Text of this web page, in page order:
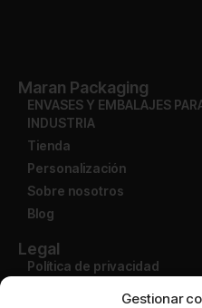
Gestionar
Maran Packaging
ENVASES Y EMBALAJES
INDUSTRIA
Tienda
Personalización
Sobre nosotros
Blog
Legal
Política de privacidad